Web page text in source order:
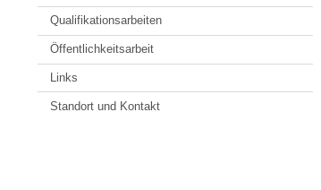
Qualifikationsarbeiten
Öffentlichkeitsarbeit
Links
Standort und Kontakt